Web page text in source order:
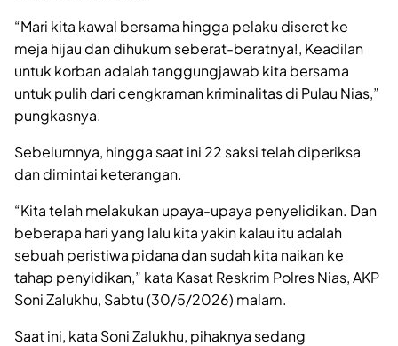
“Mari kita kawal bersama hingga pelaku diseret ke
meja hijau dan dihukum seberat-beratnya!, Keadilan
untuk korban adalah tanggungjawab kita bersama
untuk pulih dari cengkraman kriminalitas di Pulau Nias,”
pungkasnya.
Sebelumnya, hingga saat ini 22 saksi telah diperiksa
dan dimintai keterangan.
“Kita telah melakukan upaya-upaya penyelidikan. Dan
beberapa hari yang lalu kita yakin kalau itu adalah
sebuah peristiwa pidana dan sudah kita naikan ke
tahap penyidikan,” kata Kasat Reskrim Polres Nias, AKP
Soni Zalukhu, Sabtu (30/5/2026) malam.
Saat ini, kata Soni Zalukhu, pihaknya sedang